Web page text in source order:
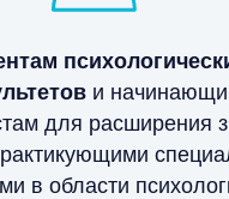
и
для расширения
в области